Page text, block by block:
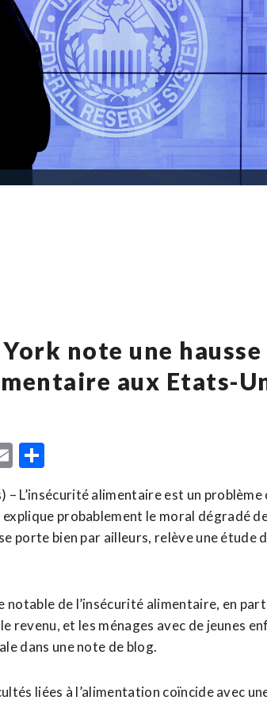
York note une
aux Etats-
Email
– L’insécurité alimentaire est un
probablement le moral dégradé
porte bien par ailleurs, relève une étude
notable de l’insécurité alimentaire, ​en
revenu, et ‌les ménages avec de ‌jeunes
dans une note de blog.
liées à l’alimentation coïncide avec